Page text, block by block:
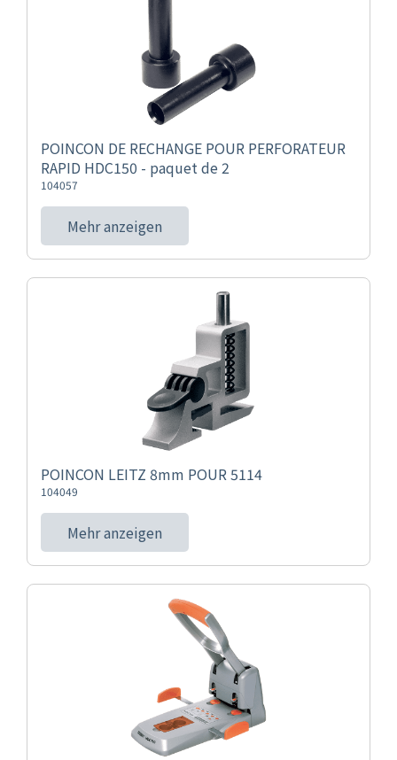
POINCON DE RECHANGE POUR PERFORATEUR
RAPID HDC150 - paquet de 2
104057
Mehr anzeigen
POINCON LEITZ 8mm POUR 5114
104049
Mehr anzeigen